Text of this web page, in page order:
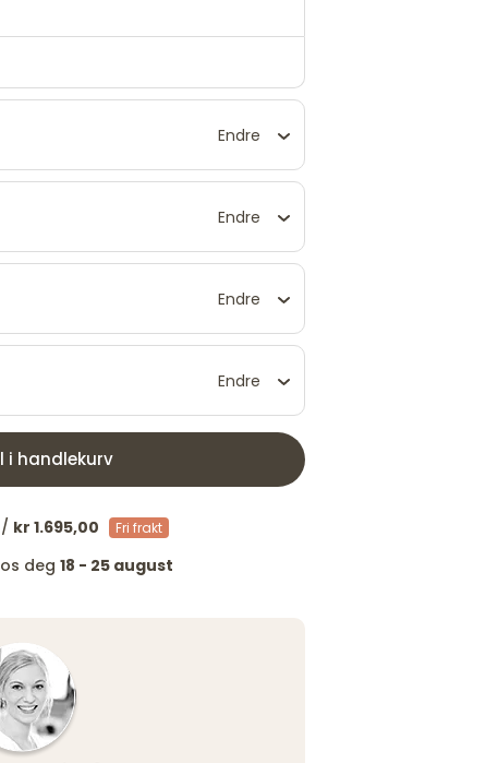
Endre
Endre
Endre
Endre
i handlekurv
/ kr 1.695,00 Fri frakt
deg 18 - 25 august